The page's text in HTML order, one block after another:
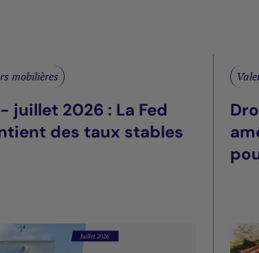
mobilières
juillet 2026 : La Fed
des taux stables